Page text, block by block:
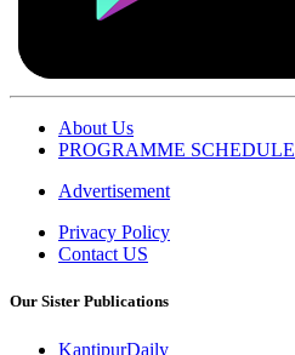
About Us
PROGRAMME SCHEDULE
Advertisement
Privacy Policy
Contact US
Our Sister Publications
KantipurDaily